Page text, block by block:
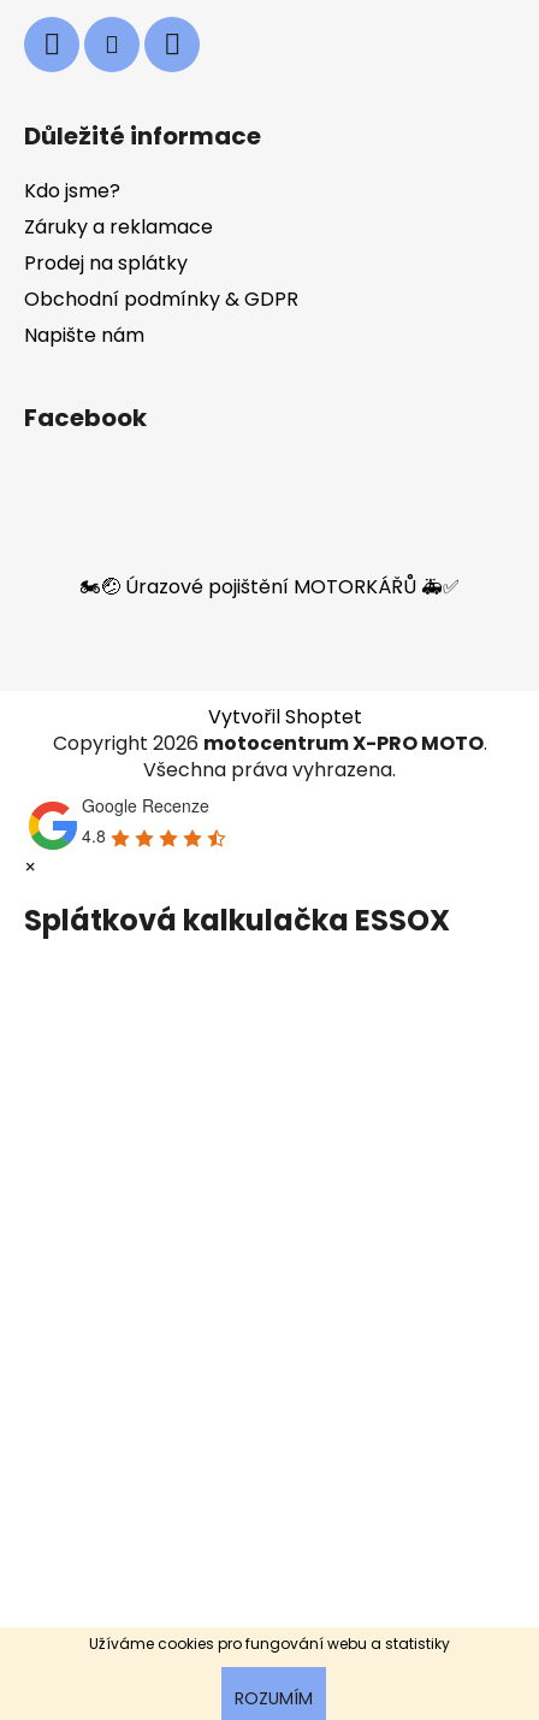
Užíváme cookies pro fungování webu a statistiky
ROZUMÍM
Důležité informace
Kdo jsme?
Záruky a reklamace
Prodej na splátky
Obchodní podmínky & GDPR
Napište nám
Facebook
🏍️🤕 Úrazové pojištění MOTORKÁŘŮ 🚑✅
Vytvořil Shoptet
Copyright 2026 motocentrum X-PRO MOTO.
Všechna práva vyhrazena.
Google Recenze
4.8
×
Splátková kalkulačka ESSOX